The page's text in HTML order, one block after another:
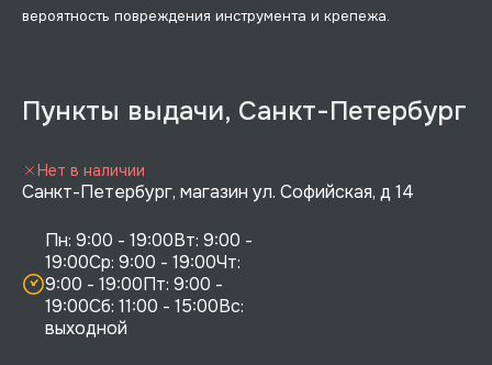
вероятность повреждения инструмента и крепежа.
Пункты выдачи, Санкт-Петербург
Санкт-Петербург, магазин ул. Софийская, д 14
Пн: 9:00 - 19:00Вт: 9:00 -
19:00Ср: 9:00 - 19:00Чт:
9:00 - 19:00Пт: 9:00 -
19:00Сб: 11:00 - 15:00Вс:
выходной
Нет в наличии